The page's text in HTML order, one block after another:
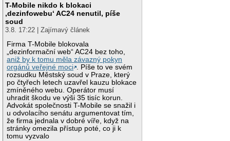
T-Mobile nikdo k blokaci
‚dezinfowebu‘ AC24 nenutil, píše
soud
3.8. 17:22 | Zajímavý článek
Firma T-Mobile blokovala
„dezinformační web“ AC24 bez toho,
aniž by k tomu měla závazný pokyn
orgánů veřejné moci . Píše to ve svém
rozsudku Městský soud v Praze, který
po čtyřech letech uzavřel kauzu blokace
zmíněného webu. Operátor musí
uhradit škodu ve výši 35 tisíc korun.
Advokát společnosti T-Mobile se snažil i
u odvolacího senátu argumentovat tím,
že firma jednala v dobré víře, když na
stránky omezila přístup poté, co ji k
tomu vyzvalo